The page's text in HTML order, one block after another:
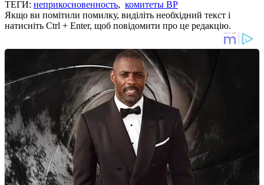
ТЕГИ: неприкосновенность, комитеты ВР
Якщо ви помітили помилку, виділіть необхідний текст і
натисніть Ctrl + Enter, щоб повідомити про це редакцію.